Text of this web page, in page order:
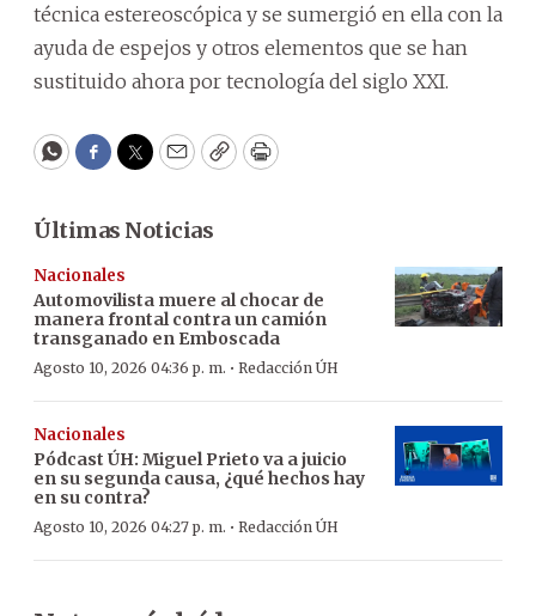
técnica estereoscópica y se sumergió en ella con la
ayuda de espejos y otros elementos que se han
sustituido ahora por tecnología del siglo XXI.
WhatsApp
Facebook
Twitter
EmailCopyPrint
Últimas Noticias
Nacionales
Automovilista muere al chocar de
manera frontal contra un camión
transganado en Emboscada
Agosto 10, 2026 04:36 p. m. · Redacción ÚH
Nacionales
Pódcast ÚH: Miguel Prieto va a juicio
en su segunda causa, ¿qué hechos hay
en su contra?
Agosto 10, 2026 04:27 p. m. · Redacción ÚH